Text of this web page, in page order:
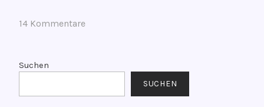
c
a
m
und
V
s
h
14 Kommentare
Suchen
SUCHEN